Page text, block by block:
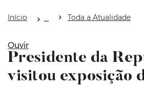
Início Toda a Atualidade
Ouvir
Presidente da
visitou exposição